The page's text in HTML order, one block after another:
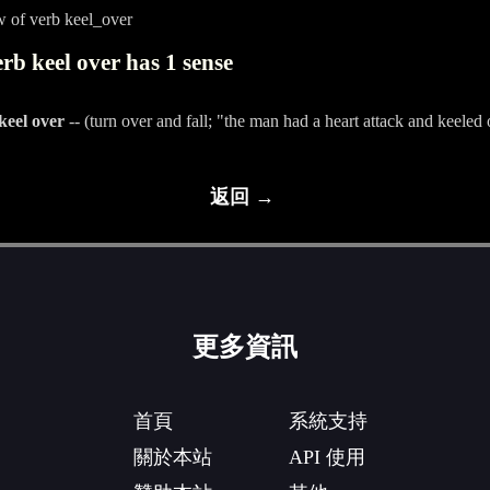
of verb keel_over
keel over has 1 sense
over -- (turn over and fall; "the man had a heart attack and keeled
返回 →
更多資訊
首頁
關於本站
系統支持
API 使用